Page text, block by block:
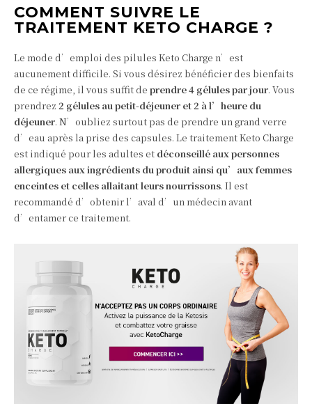
COMMENT SUIVRE LE
TRAITEMENT KETO CHARGE ?
Le mode d’emploi des pilules Keto Charge n’est
aucunement difficile. Si vous désirez bénéficier des bienfaits
de ce régime, il vous suffit de prendre 4 gélules par jour. Vous
prendrez 2 gélules au petit-déjeuner et 2 à l’heure du
déjeuner. N’oubliez surtout pas de prendre un grand verre
d’eau après la prise des capsules. Le traitement Keto Charge
est indiqué pour les adultes et déconseillé aux personnes
allergiques aux ingrédients du produit ainsi qu’aux femmes
enceintes et celles allaitant leurs nourrissons. Il est
recommandé d’obtenir l’aval d’un médecin avant
d’entamer ce traitement.